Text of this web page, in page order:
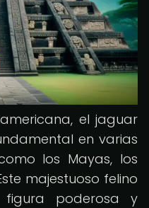
el jaguar
en varias
los Mayas, los
majestuoso felino
poderosa y